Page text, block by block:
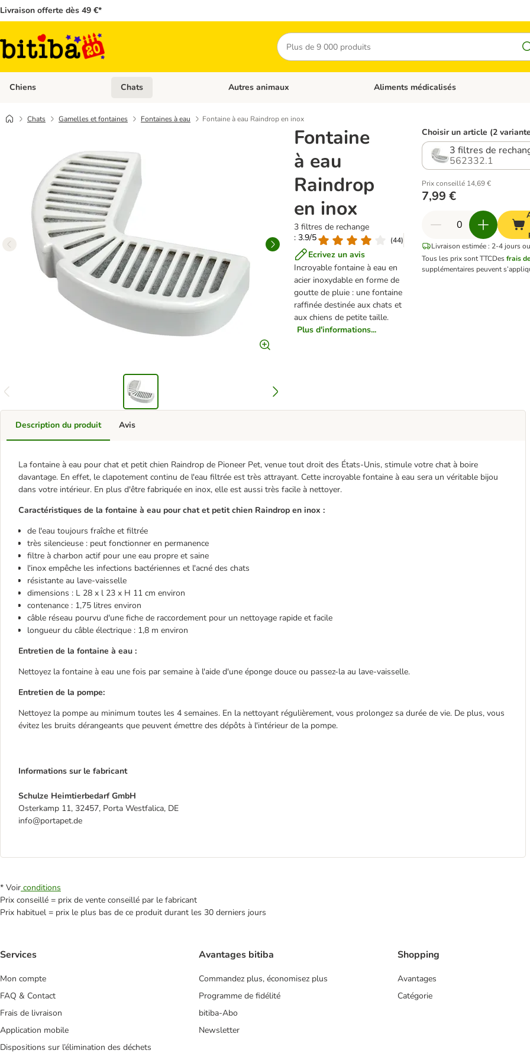
Livraison offerte dès 49 €*
Rechercher
Chiens Dérouler les catégories: Chiens
Chats Dérouler les catégories: Chats
Autres animaux Dérouler les catégories: Autres animaux
Aliments médicalisés
Chats Gamelles et fontaines Fontaines à eau Fontaine à eau Raindrop en inox
Fontaine
à eau
Raindrop
en inox
3 filtres de rechange
: 3.9/5
(44)
Ecrivez un avis
Incroyable fontaine à eau en
acier inoxydable en forme de
goutte de pluie : une fontaine
raffinée destinée aux chats et
aux chiens de petite taille.
Plus d'informations...
Choisir un article (2
3 filtres de
562332.1
Prix conseillé 14,69 €
7,99 €
Livraison estimée : 2-4 jours
Tous les prix sont TTCDesfrais
supplémentaires peuvent
Description du produit
La fontaine à eau pour chat et petit chien Raindrop de Pioneer Pet, venue tout droit des États-Unis, stimule votre chat à boire
davantage. En effet, le clapotement continu de l'eau filtrée est très attrayant. Cette incroyable fontaine à eau sera un véritable bijou
dans votre intérieur. En plus d'être fabriquée en inox, elle est aussi très facile à nettoyer.
Caractéristiques de la fontaine à eau pour chat et petit chien Raindrop en inox :
de l'eau toujours fraîche et filtrée
très silencieuse : peut fonctionner en permanence
filtre à charbon actif pour une eau propre et saine
l'inox empêche les infections bactériennes et l'acné des chats
résistante au lave-vaisselle
dimensions : L 28 x l 23 x H 11 cm environ
contenance : 1,75 litres environ
câble réseau pourvu d'une fiche de raccordement pour un nettoyage rapide et facile
longueur du câble électrique : 1,8 m environ
Entretien de la fontaine à eau :
Nettoyez la fontaine à eau une fois par semaine à l'aide d'une éponge douce ou passez-la au lave-vaisselle.
Entretien de la pompe:
Nettoyez la pompe au minimum toutes les 4 semaines. En la nettoyant régulièrement, vous prolongez sa durée de vie. De plus, vous
évitez les bruits dérangeants que peuvent émettre des dépôts à l'intérieur de la pompe.
Informations sur le fabricant
Schulze Heimtierbedarf GmbH
Osterkamp 11, 32457, Porta Westfalica, DE
info@portapet.de
Avis
* Voir conditions
Prix conseillé = prix de vente conseillé par le fabricant
Prix habituel = prix le plus bas de ce produit durant les 30 derniers jours
Services
Mon compte
FAQ & Contact
Frais de livraison
Application mobile
Dispositions sur l’élimination des déchets
Avantages bitiba
Commandez plus, économisez plus
Programme de fidélité
bitiba-Abo
Newsletter
Shopping
Avantages
Catégorie